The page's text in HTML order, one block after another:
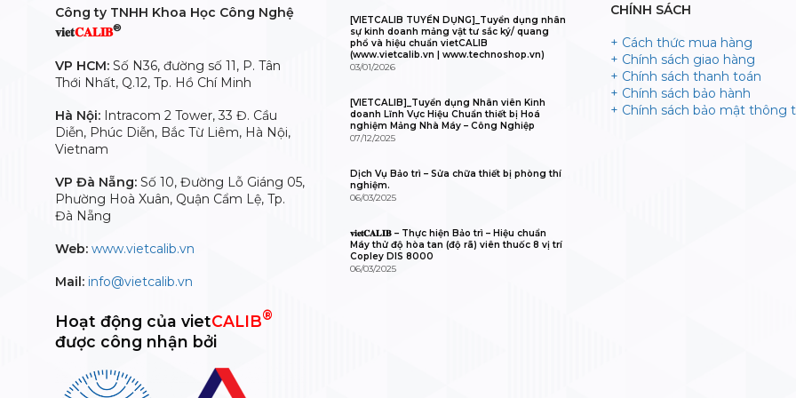
Công ty TNHH Khoa Học Công Nghệ
𝐯𝐢𝐞𝐭𝐂𝐀𝐋𝐈𝐁®
VP HCM: Số N36, đường số 11, P. Tân
Thới Nhất, Q.12, Tp. Hồ Chí Minh
Hà Nội: Intracom 2 Tower, 33 Đ. Cầu
Diễn, Phúc Diễn, Bắc Từ Liêm, Hà Nội,
Vietnam
VP Đà Nẵng: Số 10, Đường Lỗ Giáng 05,
Phường Hoà Xuân, Quận Cẩm Lệ, Tp.
Đà Nẵng
Web: www.vietcalib.vn
Mail: info@vietcalib.vn
Hoạt động của vietCALIB®
được công nhận bởi
[VIETCALIB TUYỂN DỤNG]_Tuyển dụng nhân
sự kinh doanh mảng vật tư sắc ký/ quang
phổ và hiệu chuẩn vietCALIB
(www.vietcalib.vn | www.technoshop.vn)
03/01/2026
[VIETCALIB]_Tuyển dụng Nhân viên Kinh
doanh Lĩnh Vực Hiệu Chuẩn thiết bị Hoá
nghiệm Mảng Nhà Máy – Công Nghiệp
07/12/2025
Dịch Vụ Bảo trì – Sửa chữa thiết bị phòng thí
nghiệm.
06/03/2025
𝐯𝐢𝐞𝐭𝐂𝐀𝐋𝐈𝐁 – Thực hiện Bảo trì – Hiệu chuẩn
Máy thử độ hòa tan (độ rã) viên thuốc 8 vị trí
Copley DIS 8000
06/03/2025
CHÍNH SÁCH
+ Cách thức mua hàng
+ Chính sách giao hàng
+ Chính sách thanh toán
+ Chính sách bảo hành
+ Chính sách bảo mật thông